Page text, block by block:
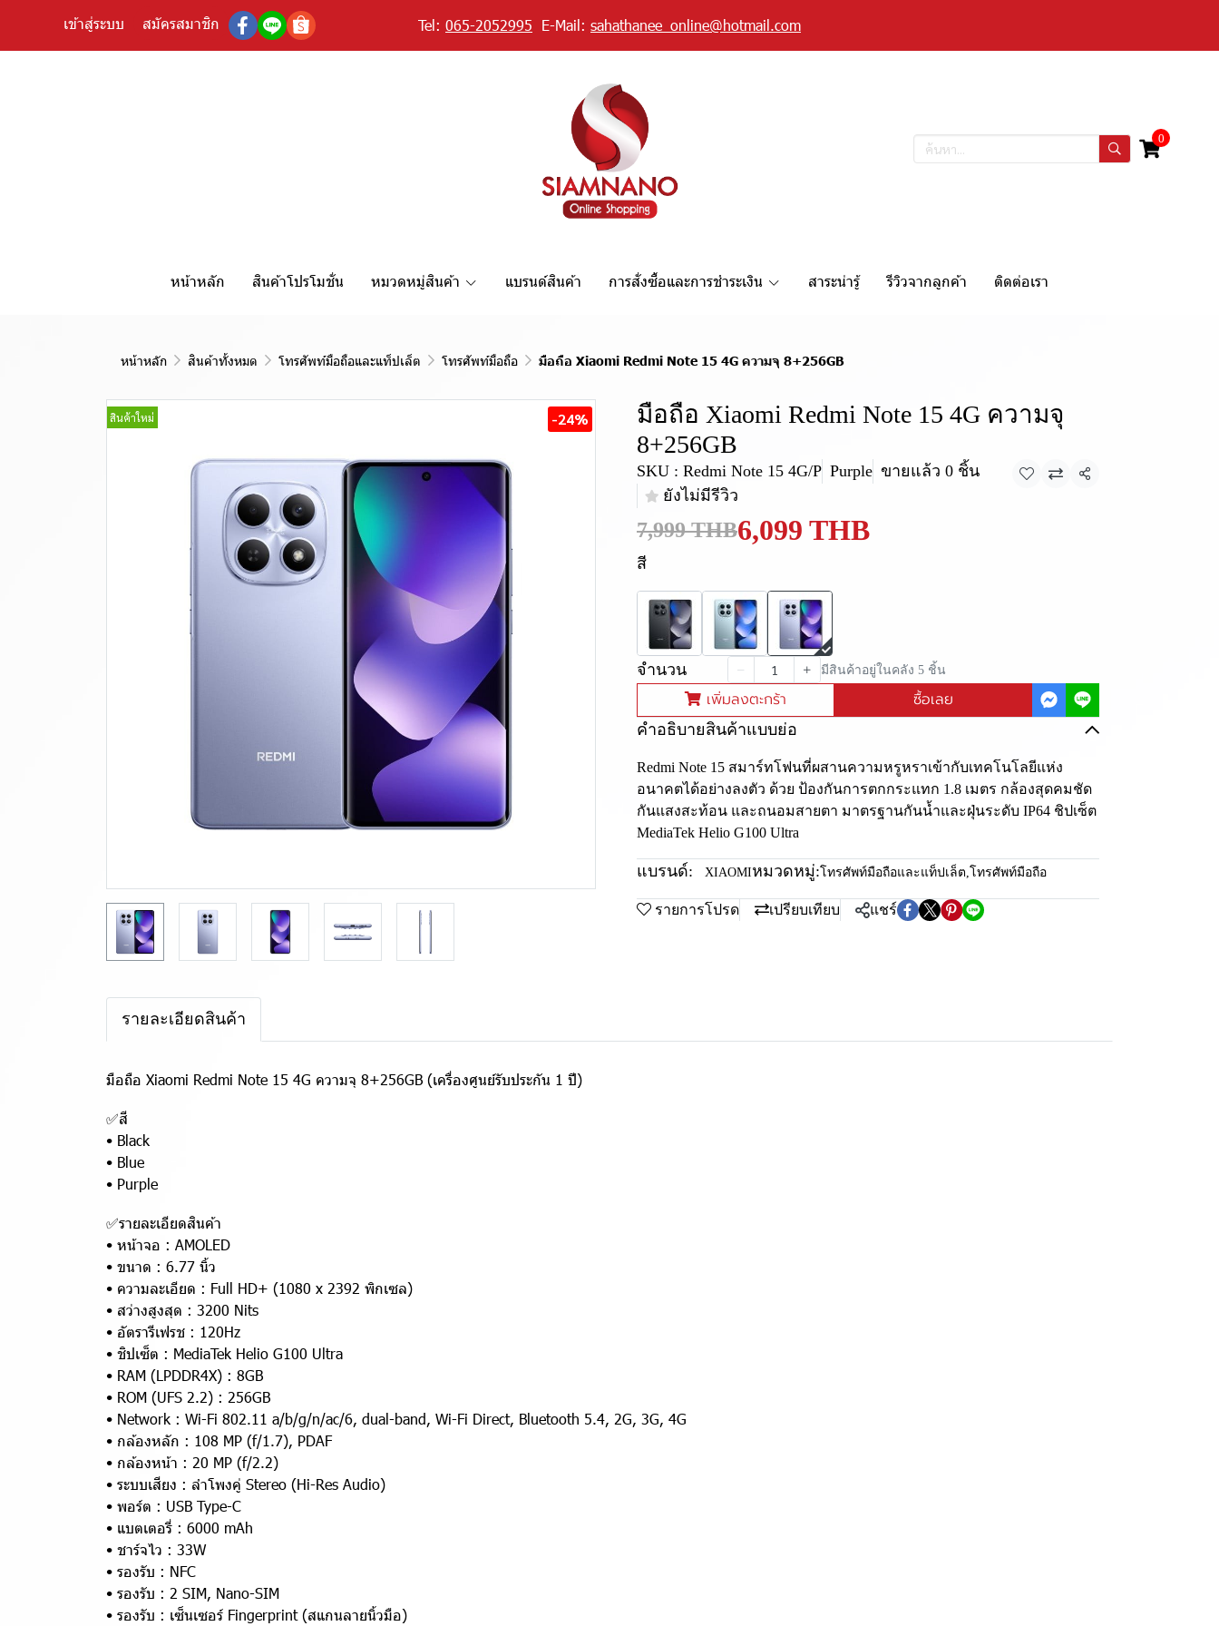
เข้าสู่ระบบ สมัครสมาชิก Tel: 065-2052995 E-Mail: sahathanee_online@hotmail.com
0
หน้าหลัก สินค้าโปรโมชั่น หมวดหมู่สินค้า แบรนด์สินค้า การสั่งซื้อและการชำระเงิน สาระน่ารู้ รีวิวจากลูกค้า ติดต่อเรา
หน้าหลัก สินค้าทั้งหมด โทรศัพท์มือถือและแท็ปเล็ต โทรศัพท์มือถือ มือถือ Xiaomi Redmi Note 15 4G ความจุ 8+256GB
สินค้าใหม่ -24%
มือถือ Xiaomi Redmi Note 15 4G ความจุ
8+256GB
SKU : Redmi Note 15 4G/P Purple ขายแล้ว 0 ชิ้น
ยังไม่มีรีวิว
แชร์
7,999 THB6,099 THB
สี
จำนวน มีสินค้าอยู่ในคลัง 5 ชิ้น
เพิ่มลงตะกร้า ซื้อเลย
คำอธิบายสินค้าแบบย่อ
Redmi Note 15 สมาร์ทโฟนที่ผสานความหรูหราเข้ากับเทคโนโลยีแห่ง
อนาคตได้อย่างลงตัว ด้วย ป้องกันการตกกระแทก 1.8 เมตร กล้องสุดคมชัด
กันแสงสะท้อน และถนอมสายตา มาตรฐานกันน้ำและฝุ่นระดับ IP64 ชิปเซ็ต
MediaTek Helio G100 Ultra
แบรนด์: XIAOMIหมวดหมู่: โทรศัพท์มือถือและแท็ปเล็ต, โทรศัพท์มือถือ
รายการโปรด เปรียบเทียบ แชร์
รายละเอียดสินค้า
มือถือ Xiaomi Redmi Note 15 4G ความจุ 8+256GB (เครื่องศูนย์รับประกัน 1 ปี)
✅สี
• Black
• Blue
• Purple
✅รายละเอียดสินค้า
• หน้าจอ : AMOLED
• ขนาด : 6.77 นิ้ว
• ความละเอียด : Full HD+ (1080 x 2392 พิกเซล)
• สว่างสูงสุด : 3200 Nits
• อัตรารีเฟรช : 120Hz
• ชิปเซ็ต : MediaTek Helio G100 Ultra
• RAM (LPDDR4X) : 8GB
• ROM (UFS 2.2) : 256GB
• Network : Wi-Fi 802.11 a/b/g/n/ac/6, dual-band, Wi-Fi Direct, Bluetooth 5.4, 2G, 3G, 4G
• กล้องหลัก : 108 MP (f/1.7), PDAF
• กล้องหน้า : 20 MP (f/2.2)
• ระบบเสียง : ลำโพงคู่ Stereo (Hi-Res Audio)
• พอร์ต : USB Type-C
• แบตเตอรี่ : 6000 mAh
• ชาร์จไว : 33W
• รองรับ : NFC
• รองรับ : 2 SIM, Nano-SIM
• รองรับ : เซ็นเซอร์ Fingerprint (สแกนลายนิ้วมือ)